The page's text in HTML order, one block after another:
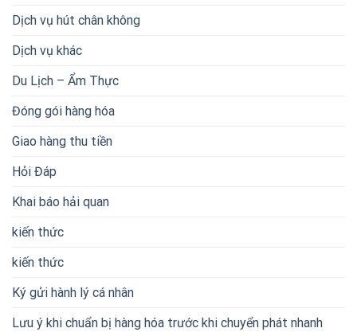
Dịch vụ hút chân không
Dịch vụ khác
Du Lịch – Ẩm Thực
Đóng gói hàng hóa
Giao hàng thu tiền
Hỏi Đáp
Khai báo hải quan
kiến thức
kiến thức
Ký gửi hành lý cá nhân
Lưu ý khi chuẩn bị hàng hóa trước khi chuyển phát nhanh